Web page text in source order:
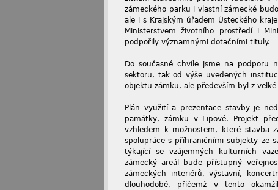
zámeckého parku i vlastní zámecké
ale i s Krajským úřadem Ústeckého
Ministerstvem životního prostředí i
podpořily významnými dotačními tituly.
Do současné chvíle jsme na podporu
sektoru, tak od výše uvedených
objektu zámku, ale především byl z
Plán využití a prezentace stavby je
památky, zámku v Lipové. Projekt
vzhledem k možnostem, které stavba
spolupráce s příhraničními subjekty ze
týkající se vzájemných kulturních
zámecký areál bude přístupný
zámeckých interiérů, výstavní,
dlouhodobě, přičemž v tento